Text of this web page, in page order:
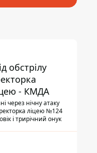
обстрілу
- КМДА
через нічну атаку
ліцею №124
і трирічний онук